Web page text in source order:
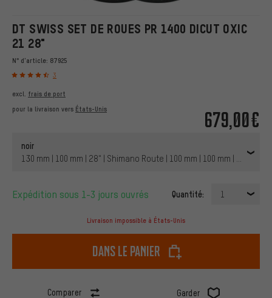
DT SWISS SET DE ROUES PR 1400 DICUT OXIC
21 28"
N° d'article: 87925
3
679,00€
excl. frais de port
pour la livraison vers États-Unis
noir
130 mm | 100 mm | 28" | Shimano Route | 100 mm | 100 mm | 130 mm
Expédition sous 1-3 jours ouvrés Quantité: 1
Livraison impossible à États-Unis
dans le panier
Comparer Garder